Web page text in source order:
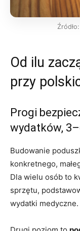
Od ilu
przy
Progi
wydatków,
Budowanie
konkretnego,
Dla wielu osób to
sprzętu,
wydatki medyczne.